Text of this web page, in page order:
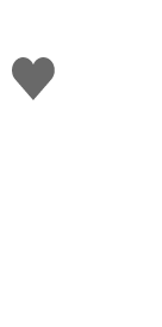
J'aime